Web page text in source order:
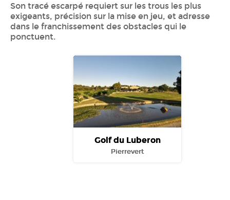
Son tracé escarpé requiert sur les trous les plus
exigeants, précision sur la mise en jeu, et adresse
dans le franchissement des obstacles qui le
ponctuent.
Golf du Luberon
Pierrevert